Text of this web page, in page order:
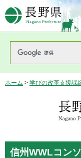
長野
ホーム > 学びの改革支援課
長野県
信州WWLコン